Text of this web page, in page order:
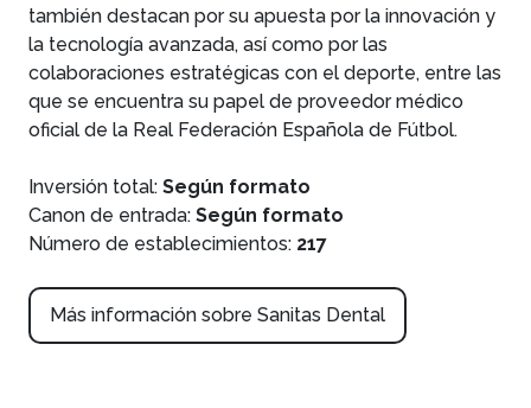
también destacan por su apuesta por la innovación y
la tecnología avanzada, así como por las
colaboraciones estratégicas con el deporte, entre las
que se encuentra su papel de proveedor médico
oficial de la Real Federación Española de Fútbol.
Inversión total: Según formato
Canon de entrada: Según formato
Número de establecimientos: 217
Más información sobre Sanitas Dental